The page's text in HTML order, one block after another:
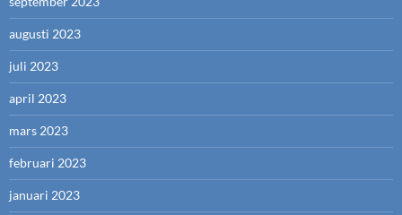
augusti 2023
juli 2023
april 2023
mars 2023
februari 2023
januari 2023